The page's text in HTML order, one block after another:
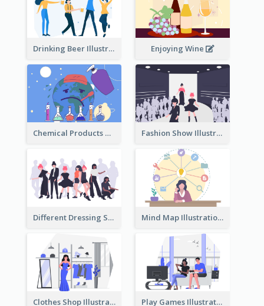
Drinking Beer Illustration Enjoying Wine
Chemical Products Hazarding The Earth Illustration Fashion Show Illustration
Different Dressing Style Illustration Mind Map Illustration
Clothes Shop Illustration Play Games Illustration